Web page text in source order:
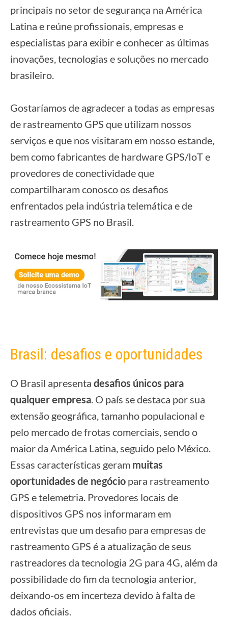
principais no setor de segurança na América
Latina e reúne profissionais, empresas e
especialistas para exibir e conhecer as últimas
inovações, tecnologias e soluções no mercado
brasileiro.
Gostaríamos de agradecer a todas as empresas
de rastreamento GPS que utilizam nossos
serviços e que nos visitaram em nosso estande,
bem como fabricantes de hardware GPS/IoT e
provedores de conectividade que
compartilharam conosco os desafios
enfrentados pela indústria telemática e de
rastreamento GPS no Brasil.
Brasil: desafios e oportunidades
O Brasil apresenta desafios únicos para
qualquer empresa. O país se destaca por sua
extensão geográfica, tamanho populacional e
pelo mercado de frotas comerciais, sendo o
maior da América Latina, seguido pelo México.
Essas características geram muitas
oportunidades de negócio para rastreamento
GPS e telemetria. Provedores locais de
dispositivos GPS nos informaram em
entrevistas que um desafio para empresas de
rastreamento GPS é a atualização de seus
rastreadores da tecnologia 2G para 4G, além da
possibilidade do fim da tecnologia anterior,
deixando-os em incerteza devido à falta de
dados oficiais.